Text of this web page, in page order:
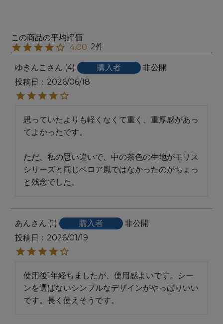
4.00 2
ゆきんこ 4 購入者
非公開
投稿日
2026/06/18
思っていたよりも軽くなくて重く、重厚感があっ
てよかったです。
ただ、私の思い違いで、中の茶色の生地がモリス
シリーズと同じベロア風ではなかったのがちょっ
と残念でした。
あん 1 購入者
非公開
投稿日
2026/01/19
使用後1年経ちましたが、使用感よいです。シー
ンを選ばないシンプルなデザインがやっぱりいい
です。長く使えそうです。